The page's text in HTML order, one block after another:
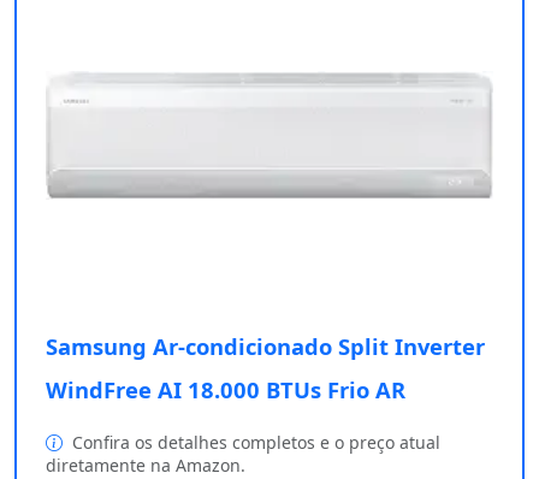
Samsung Ar-condicionado Split Inverter
WindFree AI 18.000 BTUs Frio AR
Confira os detalhes completos e o preço atual
diretamente na Amazon.